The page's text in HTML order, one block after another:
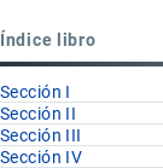
85.09
Índice libro
Sección I
Sección II
Sección III
Sección IV